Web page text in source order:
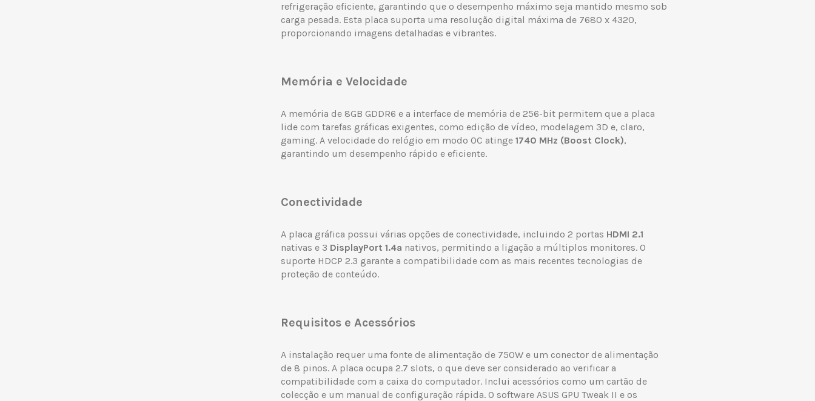
refrigeração eficiente, garantindo que o desempenho máximo seja mantido mesmo sob
carga pesada. Esta placa suporta uma resolução digital máxima de 7680 x 4320,
proporcionando imagens detalhadas e vibrantes.
Memória e Velocidade
A memória de 8GB GDDR6 e a interface de memória de 256-bit permitem que a placa
lide com tarefas gráficas exigentes, como edição de vídeo, modelagem 3D e, claro,
gaming. A velocidade do relógio em modo OC atinge 1740 MHz (Boost Clock),
garantindo um desempenho rápido e eficiente.
Conectividade
A placa gráfica possui várias opções de conectividade, incluindo 2 portas HDMI 2.1
nativas e 3 DisplayPort 1.4a nativos, permitindo a ligação a múltiplos monitores. O
suporte HDCP 2.3 garante a compatibilidade com as mais recentes tecnologias de
proteção de conteúdo.
Requisitos e Acessórios
A instalação requer uma fonte de alimentação de 750W e um conector de alimentação
de 8 pinos. A placa ocupa 2.7 slots, o que deve ser considerado ao verificar a
compatibilidade com a caixa do computador. Inclui acessórios como um cartão de
colecção e um manual de configuração rápida. O software ASUS GPU Tweak II e os